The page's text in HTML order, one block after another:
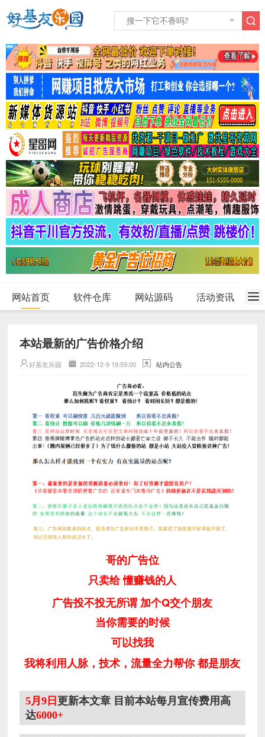
网站首页 软件仓库 网站源码 活动资讯
本站最新的广告价格介绍
好基友乐园 2022-12-9 19:59:00 站内公告
哥的广告位
只卖给 懂赚钱的人
广告投不投无所谓 加个Q交个朋友
当你需要的时候
可以找我
我将利用人脉，技术，流量全力帮你 都是朋友
5月9日 更新本文章 目前本站每月宣传费用高
达6000+